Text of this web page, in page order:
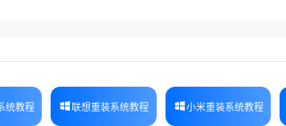
统教程 联想重装系统教程 小米重装系统教程